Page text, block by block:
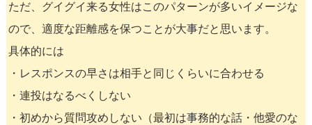
ただ、グイグイ来る女性はこのパターンが多いイメージな
ので、適度な距離感を保つことが大事だと思います。
具体的には
・レスポンスの早さは相手と同じくらいに合わせる
・連投はなるべくしない
・初めから質問攻めしない（最初は事務的な話・他愛のな